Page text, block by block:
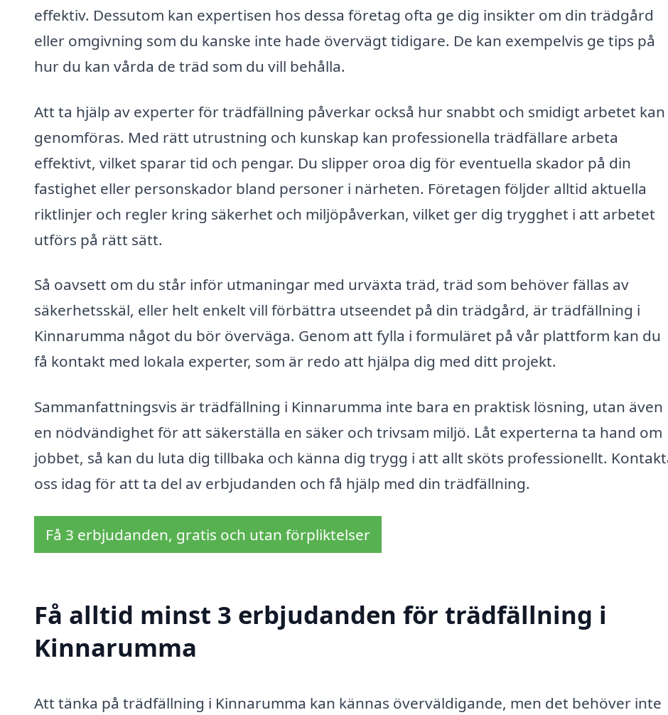
effektiv. Dessutom kan expertisen hos dessa företag ofta ge dig insikter om din trädgård
eller omgivning som du kanske inte hade övervägt tidigare. De kan exempelvis ge tips på
hur du kan vårda de träd som du vill behålla.
Att ta hjälp av experter för trädfällning påverkar också hur snabbt och smidigt arbetet kan
genomföras. Med rätt utrustning och kunskap kan professionella trädfällare arbeta
effektivt, vilket sparar tid och pengar. Du slipper oroa dig för eventuella skador på din
fastighet eller personskador bland personer i närheten. Företagen följder alltid aktuella
riktlinjer och regler kring säkerhet och miljöpåverkan, vilket ger dig trygghet i att arbetet
utförs på rätt sätt.
Så oavsett om du står inför utmaningar med urväxta träd, träd som behöver fällas av
säkerhetsskäl, eller helt enkelt vill förbättra utseendet på din trädgård, är trädfällning i
Kinnarumma något du bör överväga. Genom att fylla i formuläret på vår plattform kan du
få kontakt med lokala experter, som är redo att hjälpa dig med ditt projekt.
Sammanfattningsvis är trädfällning i Kinnarumma inte bara en praktisk lösning, utan även
en nödvändighet för att säkerställa en säker och trivsam miljö. Låt experterna ta hand om
jobbet, så kan du luta dig tillbaka och känna dig trygg i att allt sköts professionellt.
oss idag för att ta del av erbjudanden och få hjälp med din trädfällning.
Få 3 erbjudanden, gratis och utan förpliktelser
Få alltid minst 3 erbjudanden för trädfällning i
Kinnarumma
Att tänka på trädfällning i Kinnarumma kan kännas överväldigande, men det behöver inte